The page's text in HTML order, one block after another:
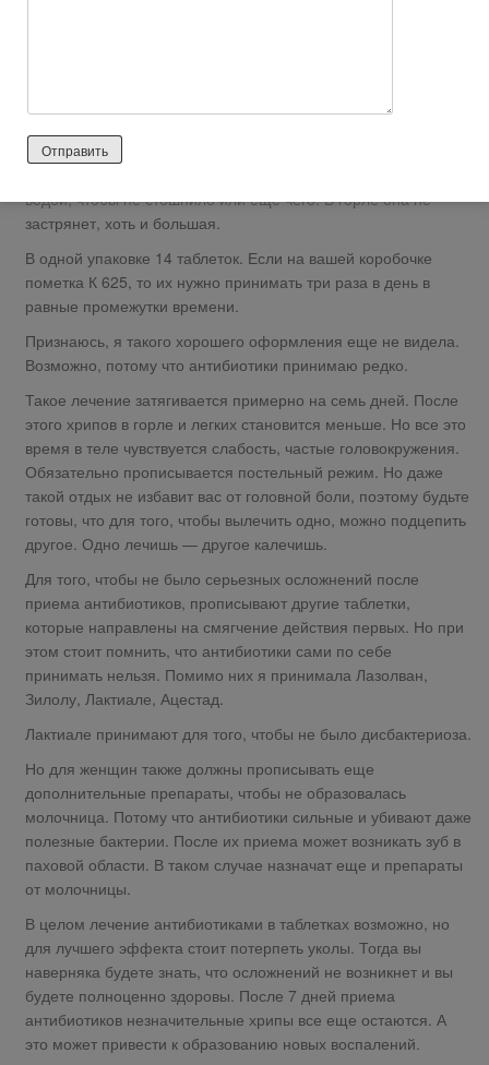
человеческий ноготь, еще и толстенькая.
Не буду описывать вам какая она на вкус, я не разу ее
водой, чтобы не стошнило или еще чего. В горле она не
застрянет, хоть и большая.
В одной упаковке 14 таблеток. Если на вашей коробочке
пометка К 625, то их нужно принимать три раза в день в
равные промежутки времени.
Признаюсь, я такого хорошего оформления еще не видела.
Возможно, потому что антибиотики принимаю редко.
Такое лечение затягивается примерно на семь дней. После
этого хрипов в горле и легких становится меньше. Но все это
время в теле чувствуется слабость, частые головокружения.
Обязательно прописывается постельный режим. Но даже
такой отдых не избавит вас от головной боли, поэтому будьте
готовы, что для того, чтобы вылечить одно, можно подцепить
другое. Одно лечишь — другое калечишь.
Для того, чтобы не было серьезных осложнений после
приема антибиотиков, прописывают другие таблетки,
которые направлены на смягчение действия первых. Но при
этом стоит помнить, что антибиотики сами по себе
принимать нельзя. Помимо них я принимала Лазолван,
Зилолу, Лактиале, Ацестад.
Лактиале принимают для того, чтобы не было дисбактериоза.
Но для женщин также должны прописывать еще
дополнительные препараты, чтобы не образовалась
молочница. Потому что антибиотики сильные и убивают даже
полезные бактерии. После их приема может возникать зуб в
паховой области. В таком случае назначат еще и препараты
от молочницы.
В целом лечение антибиотиками в таблетках возможно, но
для лучшего эффекта стоит потерпеть уколы. Тогда вы
наверняка будете знать, что осложнений не возникнет и вы
будете полноценно здоровы. После 7 дней приема
антибиотиков незначительные хрипы все еще остаются. А
это может привести к образованию новых воспалений.